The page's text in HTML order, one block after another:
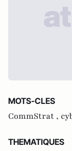
MOTS-CLES
CommStrat ,
THEMATIQUES